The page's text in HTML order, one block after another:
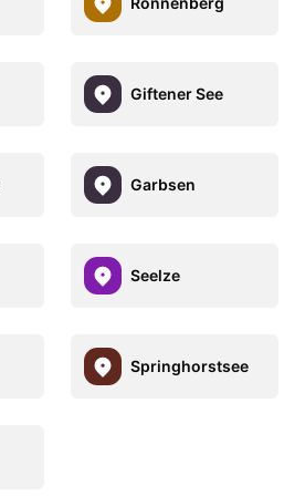
Giftener See
Garbsen
Seelze
Springhorstsee